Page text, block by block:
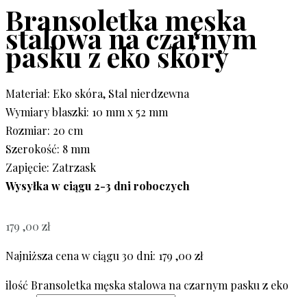
Bransoletka męska
stalowa na czarnym
pasku z eko skóry
Materiał: Eko skóra, Stal nierdzewna
Wymiary blaszki: 10 mm x 52 mm
Rozmiar: 20 cm
Szerokość: 8 mm
Zapięcie: Zatrzask
Wysyłka w ciągu 2-3 dni roboczych
179 ,00 zł
Najniższa cena w ciągu 30 dni: 179 ,00 zł
ilość Bransoletka męska stalowa na czarnym pasku z eko